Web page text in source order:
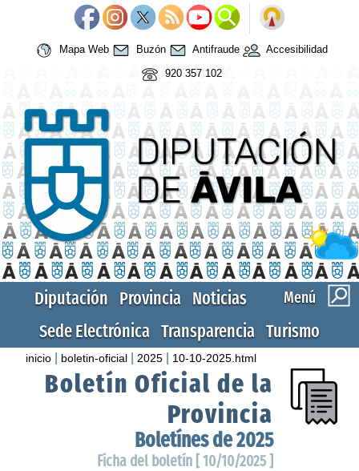
Mapa Web Buzón Antifraude
Accesibilidad
920 357 102
Menú
Diputación Provincia Noticias
Sede Electrónica Transparencia Turismo
inicio boletin-oficial 2025 10-10-2025.html
Boletín Oficial de la
Provincia
Boletínes de 2025
Ficha del boletín [ 10/10/2025 ]